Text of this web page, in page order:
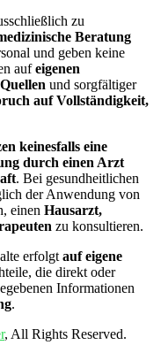
zu
Beratung
und geben keine
aufeigenen
und sorgfältiger
auf Vollständigkeit,
keinesfalls eine
durch einen Arzt
. Bei gesundheitlichen
der Anwendung von
einen Hausarzt,
zu konsultieren.
erfolgt auf eigene
die direkt oder
Informationen
.
, All Rights Reserved.